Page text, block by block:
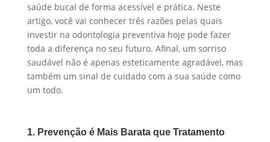
saúde bucal de forma acessível e prática. Neste
artigo, você vai conhecer três razões pelas quais
investir na odontologia preventiva hoje pode fazer
toda a diferença no seu futuro. Afinal, um sorriso
saudável não é apenas esteticamente agradável, mas
também um sinal de cuidado com a sua saúde como
um todo.
1. Prevenção é Mais Barata que Tratamento